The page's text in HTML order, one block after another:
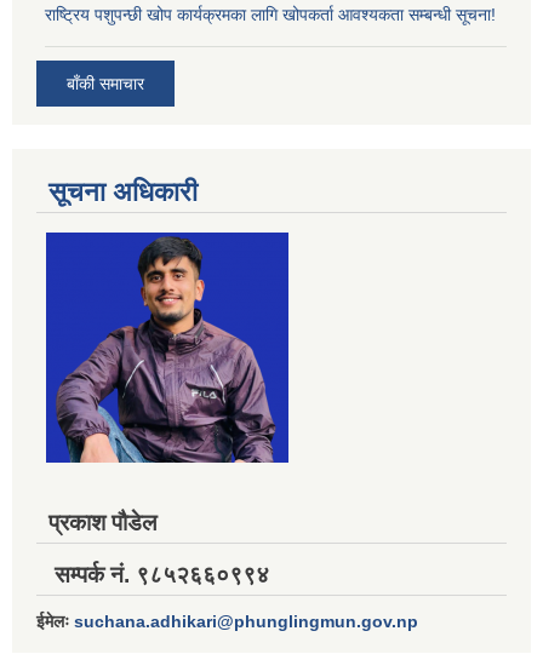
राष्ट्रिय पशुपन्छी खोप कार्यक्रमका लागि खोपकर्ता आवश्यकता सम्बन्धी सूचना!
बाँकी समाचार
सूचना अधिकारी
प्रकाश पौडेल
सम्पर्क नं. ९८५२६६०९९४
ईमेलः suchana.adhikari@phunglingmun.gov.np